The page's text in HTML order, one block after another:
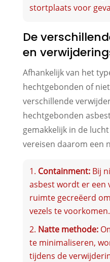
stortplaats voor
De
en
Afhan­kelijk van het
hechtgebonden of
verschillende
hechtgebonden
gemakkelijk in de
vereisen daarom een
Containment:Bij
asbest wordt er een
ruimte gecreëerd
vezels te voorkomen.
Natte methode:
te minimaliseren,
tijdens de